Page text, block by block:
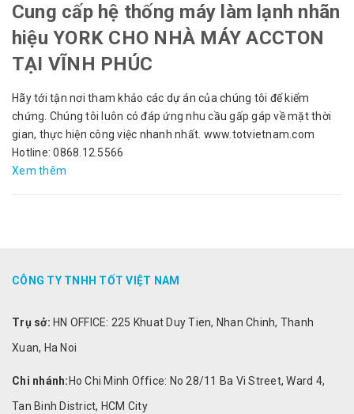
Cung cấp hệ thống máy làm lạnh nhãn
hiệu YORK CHO NHÀ MÁY ACCTON
TẠI VĨNH PHÚC
Hãy tới tận nơi tham khảo các dự án của chúng tôi để kiểm
chứng. Chúng tôi luôn có đáp ứng nhu cầu gấp gáp về mặt thời
gian, thực hiện công việc nhanh nhất. www.totvietnam.com
Hotline: 0868.12.5566
Xem thêm
CÔNG TY TNHH TỐT VIỆT NAM
Trụ sở: HN OFFICE: 225 Khuat Duy Tien, Nhan Chinh, Thanh
Xuan, Ha Noi
Chi nhánh: Ho Chi Minh Office: No 28/11 Ba Vi Street, Ward 4,
Tan Binh District, HCM City